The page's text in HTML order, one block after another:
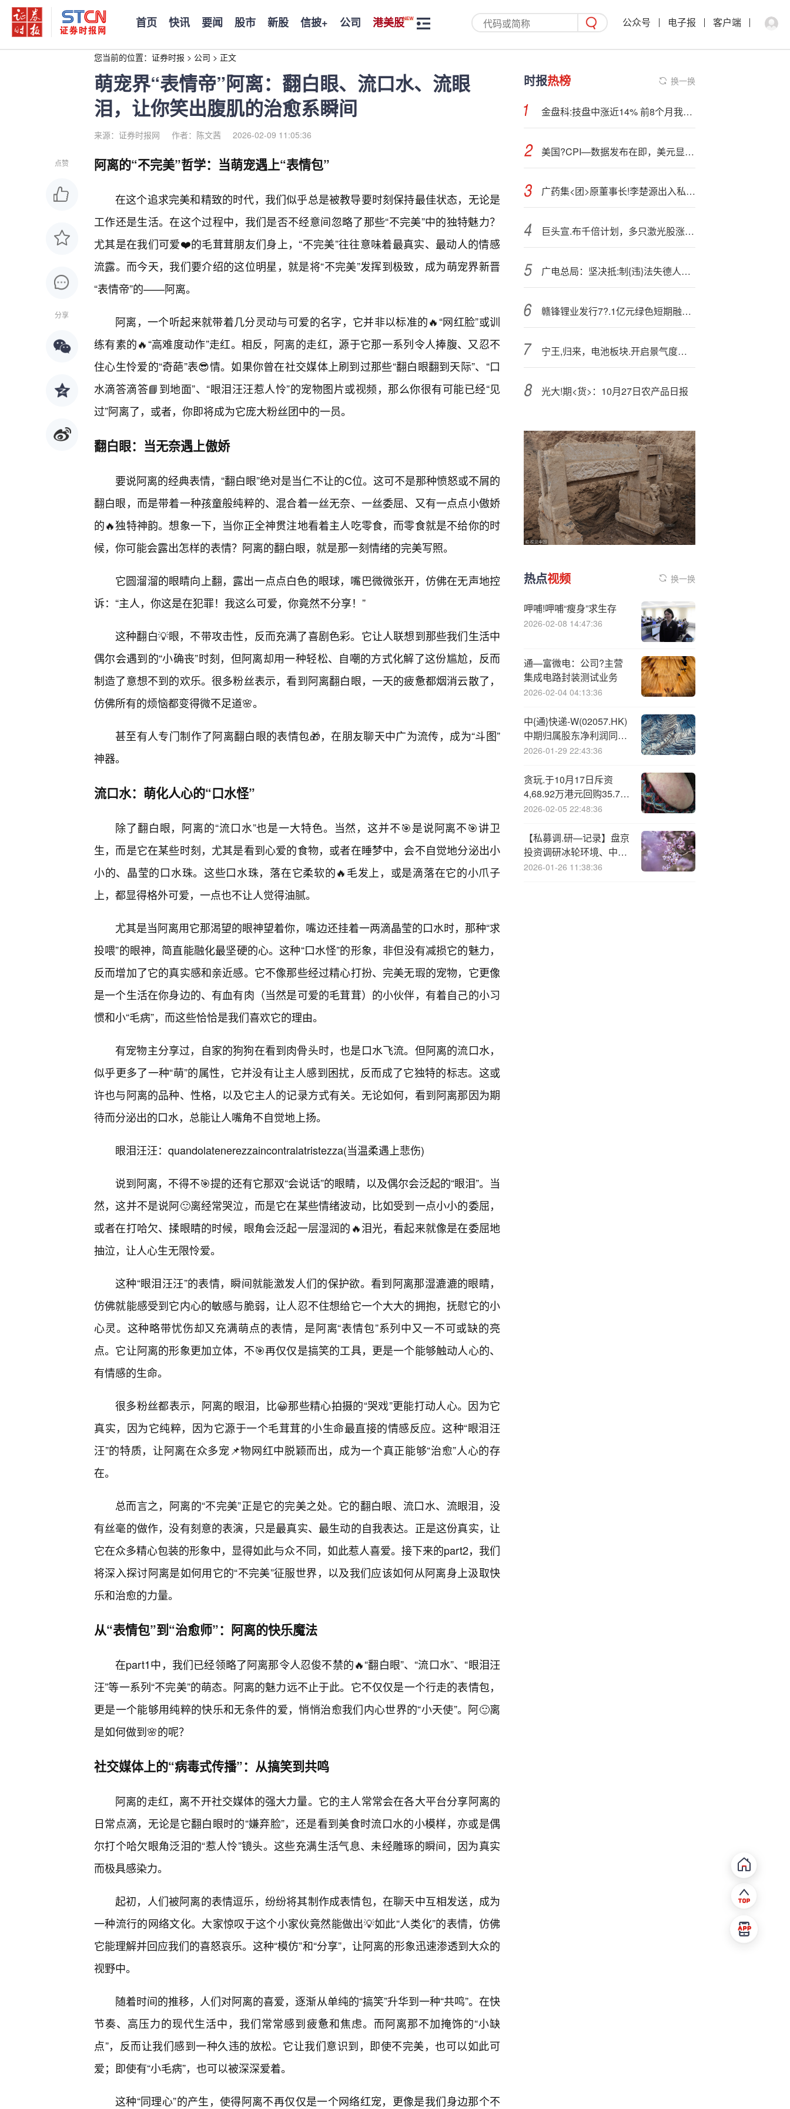
首页 快讯 要闻 股市 新股 信披+ 公司 港美股 公众号 电子报 客户端
您当前的位置： 证券时报 > 公司 > 正文
萌宠界“表情帝”阿离：翻白眼、流口水、流眼
泪，让你笑出腹肌的治愈系瞬间
来源：证券时报网 作者：陈文茜 2026-02-09 11:05:36
点赞
分享
阿离的“不完美”哲学：当萌宠遇上“表情包”
在这个追求完美和精致的时代，我们似乎总是被教导要时刻保持最佳状态，无论是
工作还是生活。在这个过程中，我们是否不经意间忽略了那些“不完美”中的独特魅力？
尤其是在我们可爱❤️的毛茸茸朋友们身上，“不完美”往往意味着最真实、最动人的情感
流露。而今天，我们要介绍的这位明星，就是将“不完美”发挥到极致，成为萌宠界新晋
“表情帝”的——阿离。
阿离，一个听起来就带着几分灵动与可爱的名字，它并非以标准的🔥“网红脸”或训
练有素的🔥“高难度动作”走红。相反，阿离的走红，源于它那一系列令人捧腹、又忍不
住心生怜爱的“奇葩”表😎情。如果你曾在社交媒体上刷到过那些“翻白眼翻到天际”、“口
水滴答滴答📘到地面”、“眼泪汪汪惹人怜”的宠物图片或视频，那么你很有可能已经“见
过”阿离了，或者，你即将成为它庞大粉丝团中的一员。
翻白眼：当无奈遇上傲娇
要说阿离的经典表情，“翻白眼”绝对是当仁不让的C位。这可不是那种愤怒或不屑的
翻白眼，而是带着一种孩童般纯粹的、混合着一丝无奈、一丝委屈、又有一点点小傲娇
的🔥独特神韵。想象一下，当你正全神贯注地看着主人吃零食，而零食就是不给你的时
候，你可能会露出怎样的表情？阿离的翻白眼，就是那一刻情绪的完美写照。
它圆溜溜的眼睛向上翻，露出一点点白色的眼球，嘴巴微微张开，仿佛在无声地控
诉：“主人，你这是在犯罪！我这么可爱，你竟然不分享！”
这种翻白💡眼，不带攻击性，反而充满了喜剧色彩。它让人联想到那些我们生活中
偶尔会遇到的“小确丧”时刻，但阿离却用一种轻松、自嘲的方式化解了这份尴尬，反而
制造了意想不到的欢乐。很多粉丝表示，看到阿离翻白眼，一天的疲惫都烟消云散了，
仿佛所有的烦恼都变得微不足道🌸。
甚至有人专门制作了阿离翻白眼的表情包🎁，在朋友聊天中广为流传，成为“斗图”
神器。
流口水：萌化人心的“口水怪”
除了翻白眼，阿离的“流口水”也是一大特色。当然，这并不🎯是说阿离不🎯讲卫
生，而是它在某些时刻，尤其是看到心爱的食物，或者在睡梦中，会不自觉地分泌出小
小的、晶莹的口水珠。这些口水珠，落在它柔软的🔥毛发上，或是滴落在它的小爪子
上，都显得格外可爱，一点也不让人觉得油腻。
尤其是当阿离用它那渴望的眼神望着你，嘴边还挂着一两滴晶莹的口水时，那种“求
投喂”的眼神，简直能融化最坚硬的心。这种“口水怪”的形象，非但没有减损它的魅力，
反而增加了它的真实感和亲近感。它不像那些经过精心打扮、完美无瑕的宠物，它更像
是一个生活在你身边的、有血有肉（当然是可爱的毛茸茸）的小伙伴，有着自己的小习
惯和小“毛病”，而这些恰恰是我们喜欢它的理由。
有宠物主分享过，自家的狗狗在看到肉骨头时，也是口水飞流。但阿离的流口水，
似乎更多了一种“萌”的属性，它并没有让主人感到困扰，反而成了它独特的标志。这或
许也与阿离的品种、性格，以及它主人的记录方式有关。无论如何，看到阿离那因为期
待而分泌出的口水，总能让人嘴角不自觉地上扬。
眼泪汪汪：quandolatenerezzaincontralatristezza(当温柔遇上悲伤)
说到阿离，不得不🎯提的还有它那双“会说话”的眼睛，以及偶尔会泛起的“眼泪”。当
然，这并不是说阿🙂离经常哭泣，而是它在某些情绪波动，比如受到一点小小的委屈，
或者在打哈欠、揉眼睛的时候，眼角会泛起一层湿润的🔥泪光，看起来就像是在委屈地
抽泣，让人心生无限怜爱。
这种“眼泪汪汪”的表情，瞬间就能激发人们的保护欲。看到阿离那湿漉漉的眼睛，
仿佛就能感受到它内心的敏感与脆弱，让人忍不住想给它一个大大的拥抱，抚慰它的小
心灵。这种略带忧伤却又充满萌点的表情，是阿离“表情包”系列中又一不可或缺的亮
点。它让阿离的形象更加立体，不🎯再仅仅是搞笑的工具，更是一个能够触动人心的、
有情感的生命。
很多粉丝都表示，阿离的眼泪，比😀那些精心拍摄的“哭戏”更能打动人心。因为它
真实，因为它纯粹，因为它源于一个毛茸茸的小生命最直接的情感反应。这种“眼泪汪
汪”的特质，让阿离在众多宠📌物网红中脱颖而出，成为一个真正能够“治愈”人心的存
在。
总而言之，阿离的“不完美”正是它的完美之处。它的翻白眼、流口水、流眼泪，没
有丝毫的做作，没有刻意的表演，只是最真实、最生动的自我表达。正是这份真实，让
它在众多精心包装的形象中，显得如此与众不同，如此惹人喜爱。接下来的part2，我们
将深入探讨阿离是如何用它的“不完美”征服世界，以及我们应该如何从阿离身上汲取快
乐和治愈的力量。
从“表情包”到“治愈师”：阿离的快乐魔法
在part1中，我们已经领略了阿离那令人忍俊不禁的🔥“翻白眼”、“流口水”、“眼泪汪
汪”等一系列“不完美”的萌态。阿离的魅力远不止于此。它不仅仅是一个行走的表情包，
更是一个能够用纯粹的快乐和无条件的爱，悄悄治愈我们内心世界的“小天使”。阿🙂离
是如何做到🌸的呢？
社交媒体上的“病毒式传播”：从搞笑到共鸣
阿离的走红，离不开社交媒体的强大力量。它的主人常常会在各大平台分享阿离的
日常点滴，无论是它翻白眼时的“嫌弃脸”，还是看到美食时流口水的小模样，亦或是偶
尔打个哈欠眼角泛泪的“惹人怜”镜头。这些充满生活气息、未经雕琢的瞬间，因为真实
而极具感染力。
起初，人们被阿离的表情逗乐，纷纷将其制作成表情包，在聊天中互相发送，成为
一种流行的网络文化。大家惊叹于这个小家伙竟然能做出💡如此“人类化”的表情，仿佛
它能理解并回应我们的喜怒哀乐。这种“模仿”和“分享”，让阿离的形象迅速渗透到大众的
视野中。
随着时间的推移，人们对阿离的喜爱，逐渐从单纯的“搞笑”升华到一种“共鸣”。在快
节奏、高压力的现代生活中，我们常常感到疲惫和焦虑。而阿离那不加掩饰的“小缺
点”，反而让我们感到一种久违的放松。它让我们意识到，即使不完美，也可以如此可
爱；即使有“小毛病”，也可以被深深爱着。
这种“同理心”的产生，使得阿离不再仅仅是一个网络红宠，更像是我们身边那个不
时报热榜 换一换
金盘科:技盘中涨近14% 前8个月我国变压器出口额增超5成
美国?CPI—数据发布在即，美元显现看涨信号
广药集<团>原董事长!李楚源出入私人会所、让下属企业给其买车被通报
巨头宣.布千倍计划，多只激光股涨停？
广电总局：坚决抵:制{违}法失德人员，坚决治理天价片酬
赣锋锂业发行7?.1亿元绿色短期融资券
宁王,归来，电池板块.开启景气度上行
光大!期<货>：10月27日农产品日报
热点视频 换一换
呷哺!呷哺“瘦身”求生存
2026-02-08 14:47:36
通—富微电：公司?主营
集成电路封装测试业务
2026-02-04 04:13:36
中{通}快递-W(02057.HK)
中期归属股东净利润同比
降2.6%至39.32亿元 派息
2026-01-29 22:43:36
贪玩.于10月17日斥资
4,68.92万港元回购35.72
万股
2026-02-05 22:48:36
【私募调.研—记录】盘京
投资调研冰轮环境、中矿
资源
2026-01-26 11:38:36